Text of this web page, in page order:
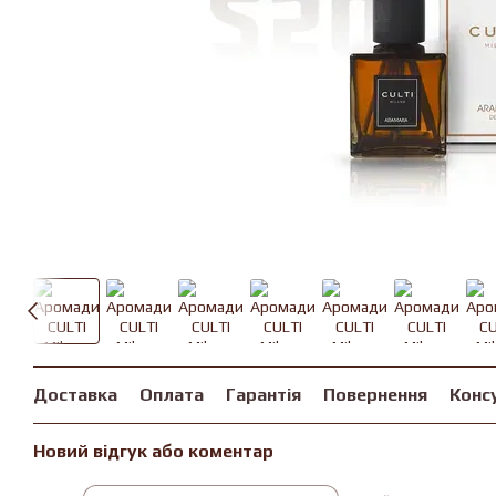
Доставка Оплата Гарантія Повернення
Новий відгук або коментар